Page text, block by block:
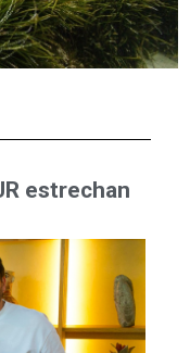
estrechan